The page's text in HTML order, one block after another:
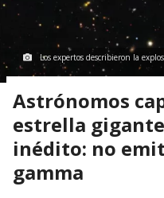
Los expertos describieron la
Astrónomos
estrella
inédito: no
gamma